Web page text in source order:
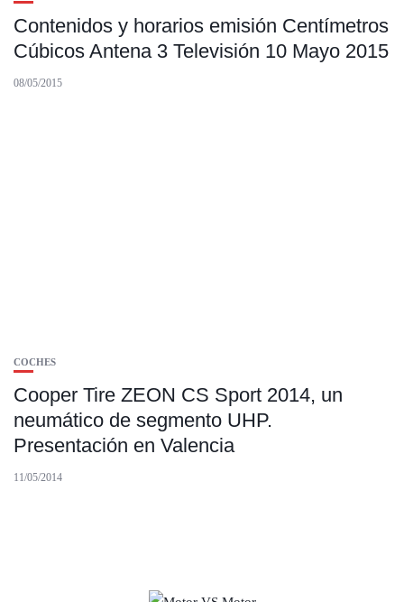
Contenidos y horarios emisión Centímetros
Cúbicos Antena 3 Televisión 10 Mayo 2015
08/05/2015
COCHES
Cooper Tire ZEON CS Sport 2014, un
neumático de segmento UHP.
Presentación en Valencia
11/05/2014